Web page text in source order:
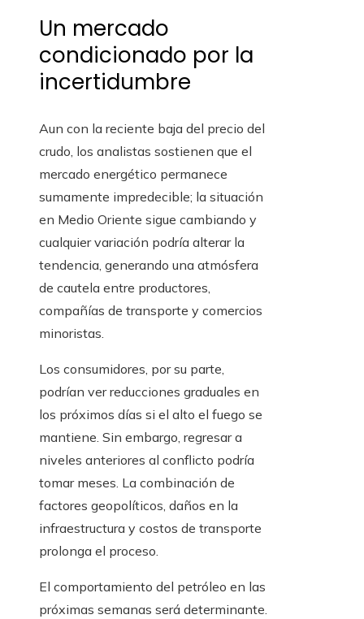
Un mercado
condicionado por la
incertidumbre
Aun con la reciente baja del precio del
crudo, los analistas sostienen que el
mercado energético permanece
sumamente impredecible; la situación
en Medio Oriente sigue cambiando y
cualquier variación podría alterar la
tendencia, generando una atmósfera
de cautela entre productores,
compañías de transporte y comercios
minoristas.
Los consumidores, por su parte,
podrían ver reducciones graduales en
los próximos días si el alto el fuego se
mantiene. Sin embargo, regresar a
niveles anteriores al conflicto podría
tomar meses. La combinación de
factores geopolíticos, daños en la
infraestructura y costos de transporte
prolonga el proceso.
El comportamiento del petróleo en las
próximas semanas será determinante.